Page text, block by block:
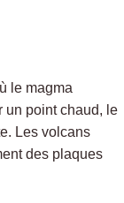
le magma
un point chaud, le
Les volcans
des plaques